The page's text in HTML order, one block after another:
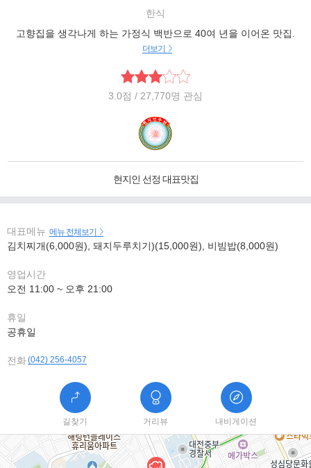
한식
고향집을 생각나게 하는 가정식 백반으로 40여 년을 이어온 맛집.
더보기
3.0점 / 27,770명 관심
현지인 선정 대표맛집
대표메뉴 메뉴 전체보기
김치찌개(6,000원), 돼지두루치기)(15,000원), 비빔밥(8,000원)
영업시간
오전 11:00 ~ 오후 21:00
휴일
공휴일
전화(042) 256-4057
길찾기 거리뷰 내비게이션